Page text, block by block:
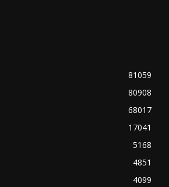
81059
80908
68017
17041
5168
4851
4099